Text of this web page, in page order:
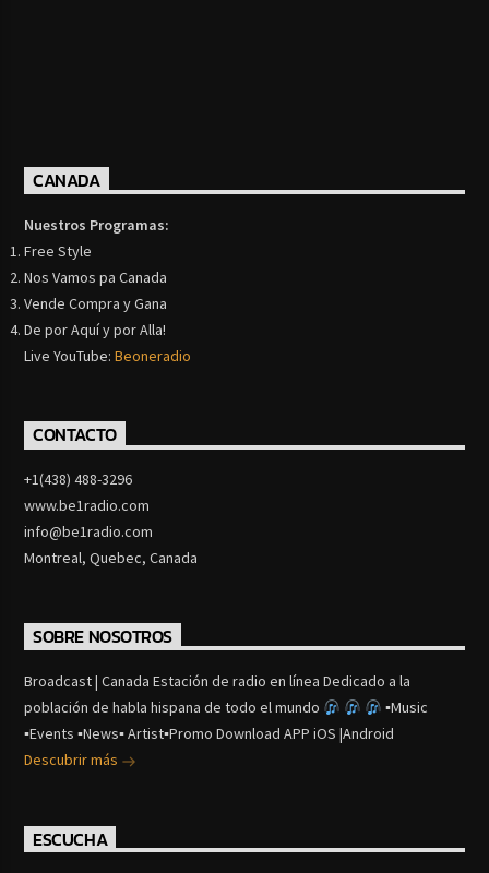
CANADA
Nuestros Programas:
Free Style
Nos Vamos pa Canada
Vende Compra y Gana
De por Aquí y por Alla!
Live YouTube:Beoneradio
CONTACTO
+1(438) 488-3296
www.be1radio.com
info@be1radio.com
Montreal, Quebec, Canada
SOBRE NOSOTROS
Broadcast | Canada Estación de radio en línea Dedicado a la
población de habla hispana de todo el mundo
▪Music
▪Events ▪News▪ Artist▪Promo Download APP iOS |Android
Descubrir más
ESCUCHA